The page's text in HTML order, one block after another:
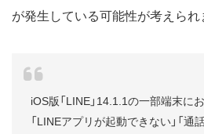
が発生している可能性が考えられ
iOS版「LINE」14.1.1の一部端末に
「LINEアプリが起動できない」「通